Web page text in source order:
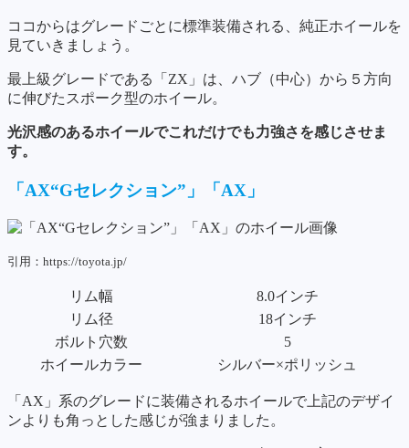
ココからはグレードごとに標準装備される、純正ホイールを
見ていきましょう。
最上級グレードである「ZX」は、ハブ（中心）から５方向
に伸びたスポーク型のホイール。
光沢感のあるホイールでこれだけでも力強さを感じさせま
す。
「AX“Gセレクション”」「AX」
引用：https://toyota.jp/
リム幅
8.0インチ
リム径
18インチ
ボルト穴数
5
ホイールカラー
シルバー×ポリッシュ
「AX」系のグレードに装備されるホイールで上記のデザイ
ンよりも角っとした感じが強まりました。